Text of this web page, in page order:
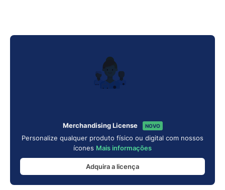
Merchandising License NOVO
Personalize qualquer produto físico ou digital com nossos
ícones Mais informações
Adquira a licença